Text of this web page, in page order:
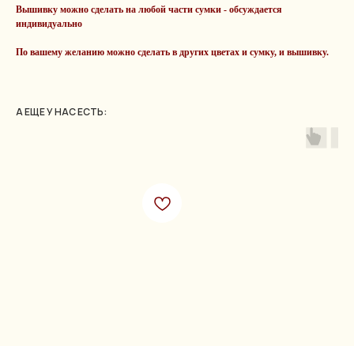
Вышивку можно сделать на любой части сумки - обсуждается
индивидуально
По вашему желанию можно сделать в других цветах и сумку, и вышивку.
А ЕЩЕ У НАС ЕСТЬ: